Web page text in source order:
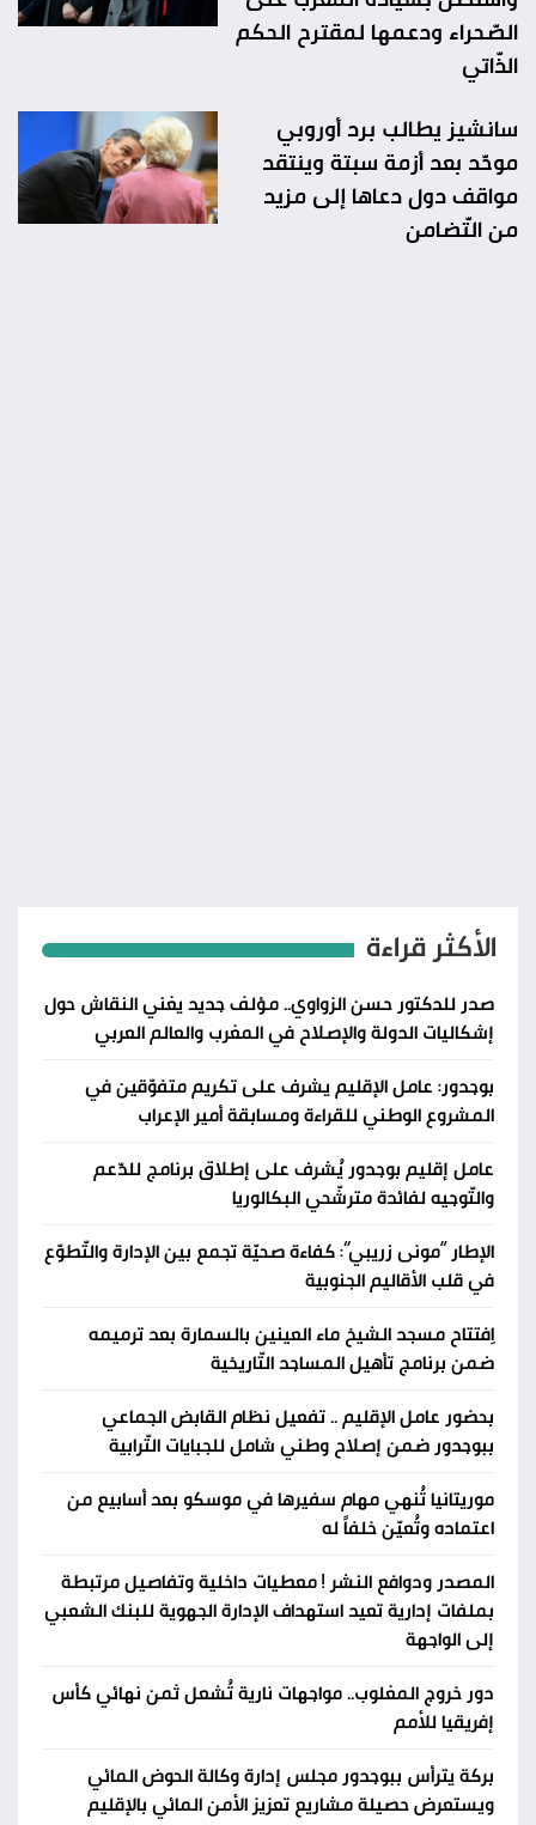
الصّحراء ودعمها لمقترح الحكم
الذّاتي
سانشيز يطالب برد أوروبي
موحّد بعد أزمة سبتة وينتقد
مواقف دول دعاها إلى مزيد
من التّضامن
الأكثر قراءة
صدر للدكتور حسن الزواوي.. مؤلف جديد يغني النقاش حول
إشكاليات الدولة والإصلاح في المغرب والعالم العربي
بوجدور: عامل الإقليم يشرف على تكريم متفوّقين في
المشروع الوطني للقراءة ومسابقة أمير الإعراب
عامل إقليم بوجدور يُشرف على إطلاق برنامج للدّعم
والتّوجيه لفائدة مترشّحي البكالوريا
الإطار “مونى زريبي”: كفاءة صحيّة تجمع بين الإدارة والتّطوّع
في قلب الأقاليم الجنوبية
اِفتتاح مسجد الشيخ ماء العينين بالسمارة بعد ترميمه
ضمن برنامج تأهيل المساجد التّاريخية
بحضور عامل الإقليم .. تفعيل نظام القابض الجماعي
ببوجدور ضمن إصلاح وطني شامل للجبايات التّرابية
موريتانيا تُنهي مهام سفيرها في موسكو بعد أسابيع من
اعتماده وتُعيّن خلفاً له
المصدر ودوافع النشر ! معطيات داخلية وتفاصيل مرتبطة
بملفات إدارية تعيد استهداف الإدارة الجهوية للبنك الشعبي
إلى الواجهة
دور خروج المغلوب.. مواجهات نارية تُشعل ثمن نهائي كأس
إفريقيا للأمم
بركة يترأس ببوجدور مجلس إدارة وكالة الحوض المائي
ويستعرض حصيلة مشاريع تعزيز الأمن المائي بالإقليم